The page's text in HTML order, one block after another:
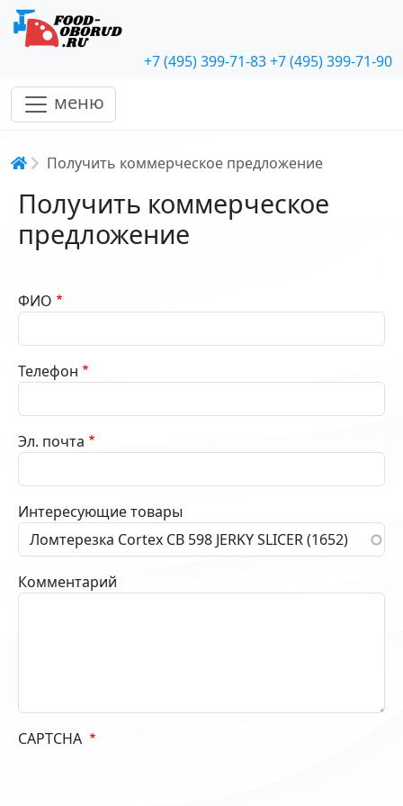
+7 (495) 399-71-83+7 (495) 399-71-90
меню
Строка навигации
Получить коммерческое предложение
Получить коммерческое
предложение
ФИО
Телефон
Эл. почта
Интересующие товары
Комментарий
CAPTCHA